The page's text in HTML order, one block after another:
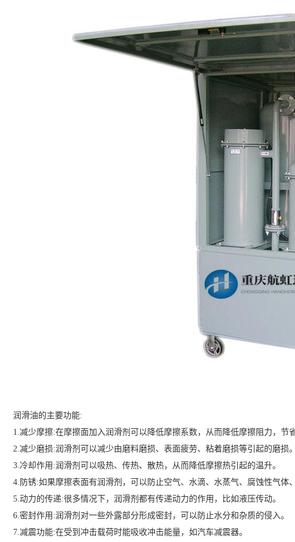
润滑油的主要功能:
1.减少摩擦:在摩擦面加入润滑剂可以降低摩擦系数，从而降低摩擦阻力，节省
2.减少磨损:润滑剂可以减少由磨料磨损、表面疲劳、粘着磨损等引起的磨损。
3.冷却作用:润滑剂可以吸热、传热、散热，从而降低摩擦热引起的温升。
4.防锈:如果摩擦表面有润滑剂，可以防止空气、水滴、水蒸气、腐蚀性气体
5.动力的传递:很多情况下，润滑剂都有传递动力的作用，比如液压传动。
6.密封作用:润滑剂对一些外露部分形成密封，可以防止水分和杂质的侵入。
7.减震功能:在受到冲击载荷时能吸收冲击能量，如汽车减震器。